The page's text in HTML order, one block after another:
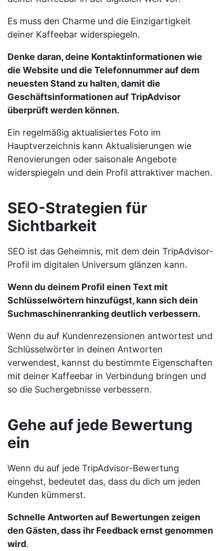
Es muss den Charme und die Einzigartigkeit
deiner Kaffeebar widerspiegeln.
Denke daran, deine Kontaktinformationen wie
die Website und die Telefonnummer auf dem
neuesten Stand zu halten, damit die
Geschäftsinformationen auf TripAdvisor
überprüft werden können.
Ein regelmäßig aktualisiertes Foto im
Hauptverzeichnis kann Aktualisierungen wie
Renovierungen oder saisonale Angebote
widerspiegeln und dein Profil attraktiver machen.
SEO-Strategien für
Sichtbarkeit
SEO ist das Geheimnis, mit dem dein TripAdvisor-
Profil im digitalen Universum glänzen kann.
Wenn du deinem Profil einen Text mit
Schlüsselwörtern hinzufügst, kann sich dein
Suchmaschinenranking deutlich verbessern.
Wenn du auf Kundenrezensionen antwortest und
Schlüsselwörter in deinen Antworten
verwendest, kannst du bestimmte Eigenschaften
mit deiner Kaffeebar in Verbindung bringen und
so die Suchergebnisse verbessern.
Gehe auf jede Bewertung
ein
Wenn du auf jede TripAdvisor-Bewertung
eingehst, bedeutet das, dass du dich um jeden
Kunden kümmerst.
Schnelle Antworten auf Bewertungen zeigen
den Gästen, dass ihr Feedback ernst genommen
wird.